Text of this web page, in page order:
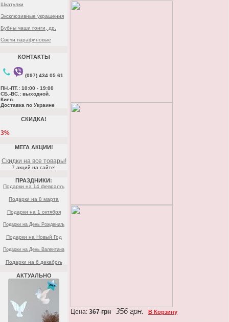
Шкатулки
Эксклюзивные украшения
Бубны чаши гонги, др.
Свечи парафиновые
КОНТАКТЫ
(097) 434 05 61
ПН.-ПТ.: 10:00 - 19:00
СБ.-ВС.: выходной.
Киев.
Доставка по Украине
СКИДКА!
3%
МЕГА АКЦИИ!
Скидки на все товары!
7 акций на сайте!
ПРАЗДНИКИ:
Подарки на 14 февралљ
Подарки на 8 марта
Подарки на 1 октября
Подарки на День Рождениљ
Подарки на Новый Год
Подарки на День Валентина
Подарки на 6 декабрљ
АКТУАЛЬНО
Цена: 367 грн 356 грн. В Корзину